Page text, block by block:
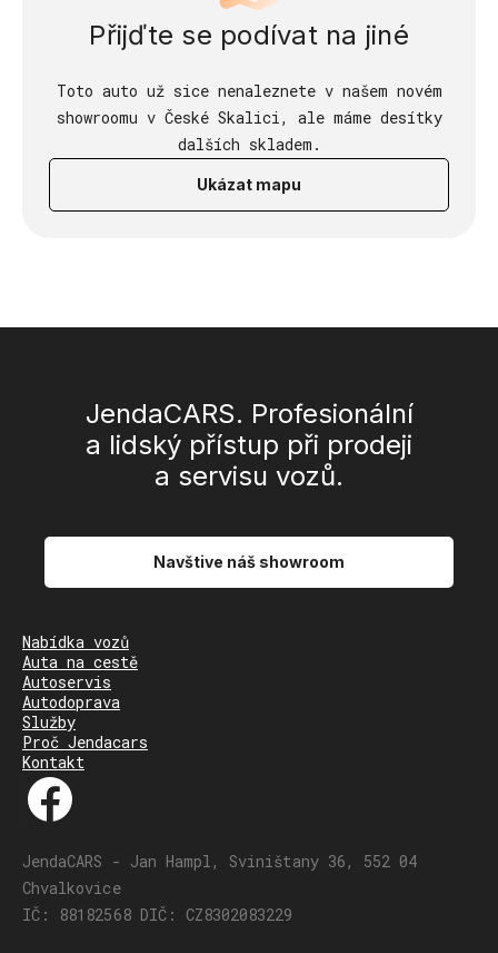
Přijďte se podívat na jiné
Toto auto už sice nenaleznete v našem novém
showroomu v České Skalici, ale máme desítky
dalších skladem.
Ukázat mapu
JendaCARS. Profesionální
a lidský přístup při prodeji
a servisu vozů.
Navštive náš showroom
Nabídka vozů
Auta na cestě
Autoservis
Autodoprava
Služby
Proč Jendacars
Kontakt
JendaCARS - Jan Hampl, Sviništany 36, 552 04
Chvalkovice
IČ: 88182568 DIČ: CZ8302083229